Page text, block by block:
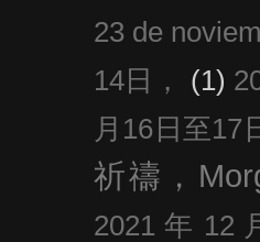
23 de
14日，
(1)
月16日至17
祈禱，
2021 年 12